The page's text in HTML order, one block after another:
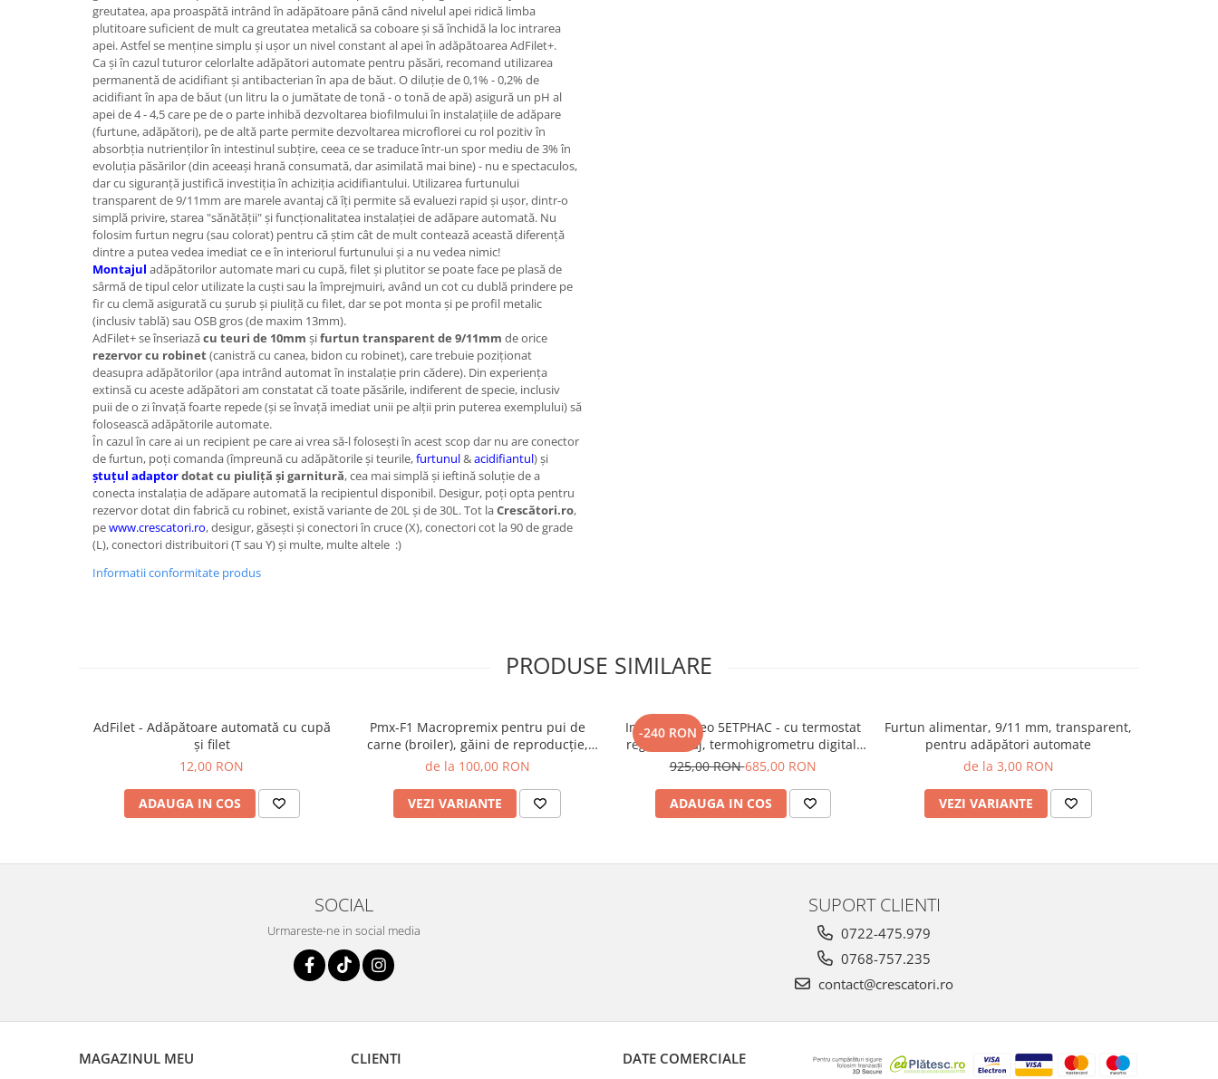
greutatea, apa proaspătă intrând în adăpătoare până când nivelul apei ridică limba
plutitoare suficient de mult ca greutatea metalică sa coboare şi să închidă la loc intrarea
apei. Astfel se menţine simplu şi uşor un nivel constant al apei în adăpătoarea AdFilet+.
Ca şi în cazul tuturor celorlalte adăpători automate pentru păsări, recomand utilizarea
permanentă de acidifiant şi antibacterian în apa de băut. O diluţie de 0,1% - 0,2% de
acidifiant în apa de băut (un litru la o jumătate de tonă - o tonă de apă) asigură un pH al
apei de 4 - 4,5 care pe de o parte inhibă dezvoltarea biofilmului în instalaţiile de adăpare
(furtune, adăpători), pe de altă parte permite dezvoltarea microflorei cu rol pozitiv în
absorbţia nutrienţilor în intestinul subţire, ceea ce se traduce într-un spor mediu de 3% în
evoluţia păsărilor (din aceeaşi hrană consumată, dar asimilată mai bine) - nu e spectaculos,
dar cu siguranţă justifică investiţia în achiziţia acidifiantului. Utilizarea furtunului
transparent de 9/11mm are marele avantaj că îţi permite să evaluezi rapid şi uşor, dintr-o
simplă privire, starea "sănătăţii" şi funcţionalitatea instalaţiei de adăpare automată. Nu
folosim furtun negru (sau colorat) pentru că ştim cât de mult contează această diferenţă
dintre a putea vedea imediat ce e în interiorul furtunului şi a nu vedea nimic!
Montajul adăpătorilor automate mari cu cupă, filet şi plutitor se poate face pe plasă de
sârmă de tipul celor utilizate la cuşti sau la împrejmuiri, având un cot cu dublă prindere pe
fir cu clemă asigurată cu şurub şi piuliţă cu filet, dar se pot monta şi pe profil metalic
(inclusiv tablă) sau OSB gros (de maxim 13mm).
AdFilet+ se înseriazăcu teuri de 10mm şifurtun transparent de 9/11mm de orice
rezervor cu robinet(canistră cu canea, bidon cu robinet), care trebuie poziţionat
deasupra adăpătorilor (apa intrând automat în instalaţie prin cădere). Din experienţa
extinsă cu aceste adăpători am constatat că toate păsările, indiferent de specie, inclusiv
puii de o zi învaţă foarte repede (şi se învaţă imediat unii pe alţii prin puterea exemplului) să
folosească adăpătorile automate.
În cazul în care ai un recipient pe care ai vrea să-l foloseşti în acest scop dar nu are conector
de furtun, poţi comanda (împreună cu adăpătorile şi teurile,furtunul&acidifiantul) şi
ştuţul adaptordotat cu piuliţă şi garnitură, cea mai simplă şi ieftină soluţie de a
conecta instalaţia de adăpare automată la recipientul disponibil. Desigur, poţi opta pentru
rezervor dotat din fabrică cu robinet, există variante de 20L şi de 30L. Tot laCrescători.ro,
pewww.crescatori.ro, desigur, găseşti şi conectori în cruce (X), conectori cot la 90 de grade
(L), conectori distribuitori (T sau Y) şi multe, multe altele :)
Informatii conformitate produs
PRODUSE SIMILARE
AdFilet - Adăpătoare automată cu cupă
şi filet
12,00 RON
ADAUGA IN COS
Pmx-F1 Macropremix pentru pui de
carne (broiler), găini de reproducţie,
fazani şi iepuri
de la 100,00 RON
VEZI VARIANTE
-240 RON
Incubator Cleo 5ETPHAC - cu termostat
reglabil, etaj, termohigrometru digital,
întoarcere automată ouă de prepeliţă şi
incubare premium + asistent incubare
925,00 RON685,00 RON
ADAUGA IN COS
Furtun alimentar, 9/11 mm, transparent,
pentru adăpători automate
de la 3,00 RON
VEZI VARIANTE
SOCIAL
Urmareste-ne in social media
SUPORT CLIENTI
0722-475.979
0768-757.235
contact@crescatori.ro
MAGAZINUL MEU CLIENTI DATE COMERCIALE